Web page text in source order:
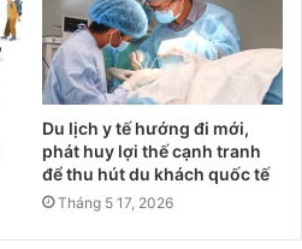
Du lịch y tế hướng đi mới,
phát huy lợi thế cạnh tranh
để thu hút du khách quốc tế
Tháng 5 17, 2026